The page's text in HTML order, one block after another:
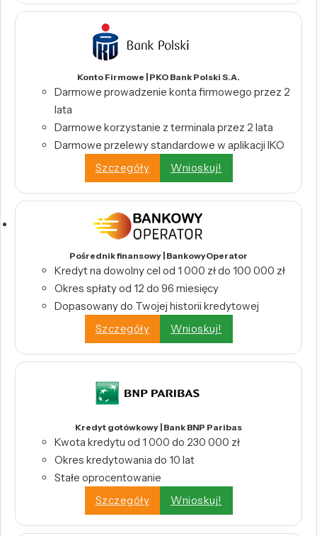
Konto Firmowe | PKO Bank Polski S.A.
Darmowe prowadzenie konta firmowego przez 2
lata
Darmowe korzystanie z terminala przez 2 lata
Darmowe przelewy standardowe w aplikacji IKO
Szczegóły
Wnioskuj!
Pośrednik finansowy | BankowyOperator
Kredyt na dowolny cel od 1 000 zł do 100 000 zł
Okres spłaty od 12 do 96 miesięcy
Dopasowany do Twojej historii kredytowej
Szczegóły
Wnioskuj!
Kredyt gotówkowy | Bank BNP Paribas
Kwota kredytu od 1 000 do 230 000 zł
Okres kredytowania do 10 lat
Stałe oprocentowanie
Szczegóły
Wnioskuj!